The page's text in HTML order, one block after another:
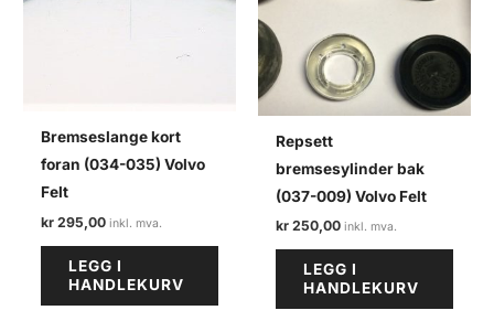
Bremseslange kort
foran (034-035) Volvo
Felt
kr 295,00
LEGG I
HANDLEKURV
Repsett
bremsesylinder bak
(037-009) Volvo Felt
kr 250,00
LEGG I
HANDLEKURV